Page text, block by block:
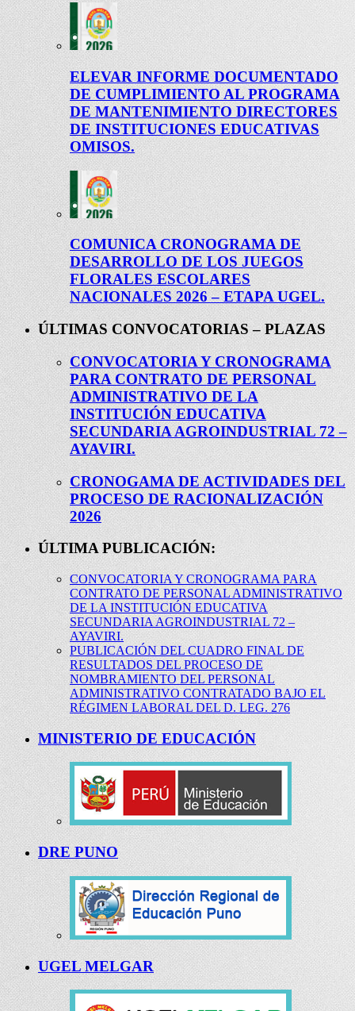
ELEVAR INFORME DOCUMENTADO
DE CUMPLIMIENTO AL PROGRAMA
DE MANTENIMIENTO DIRECTORES
DE INSTITUCIONES EDUCATIVAS
OMISOS.
COMUNICA CRONOGRAMA DE
DESARROLLO DE LOS JUEGOS
FLORALES ESCOLARES
NACIONALES 2026 – ETAPA UGEL.
ÚLTIMAS CONVOCATORIAS – PLAZAS
CONVOCATORIA Y CRONOGRAMA
PARA CONTRATO DE PERSONAL
ADMINISTRATIVO DE LA
INSTITUCIÓN EDUCATIVA
SECUNDARIA AGROINDUSTRIAL 72 –
AYAVIRI.
CRONOGAMA DE ACTIVIDADES DEL
PROCESO DE RACIONALIZACIÓN
2026
ÚLTIMA PUBLICACIÓN:
CONVOCATORIA Y CRONOGRAMA PARA
CONTRATO DE PERSONAL ADMINISTRATIVO
DE LA INSTITUCIÓN EDUCATIVA
SECUNDARIA AGROINDUSTRIAL 72 –
AYAVIRI.
PUBLICACIÓN DEL CUADRO FINAL DE
RESULTADOS DEL PROCESO DE
NOMBRAMIENTO DEL PERSONAL
ADMINISTRATIVO CONTRATADO BAJO EL
RÉGIMEN LABORAL DEL D. LEG. 276
MINISTERIO DE EDUCACIÓN
DRE PUNO
UGEL MELGAR